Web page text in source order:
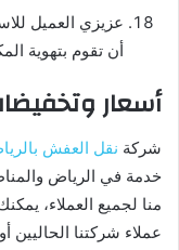
عزيزي العميل
أن تقوم بتهوية
أسعار
شركة نقل العفش
خدمة في الرياض
منا لجميع العملاء،
عملاء شركتنا الحاليين